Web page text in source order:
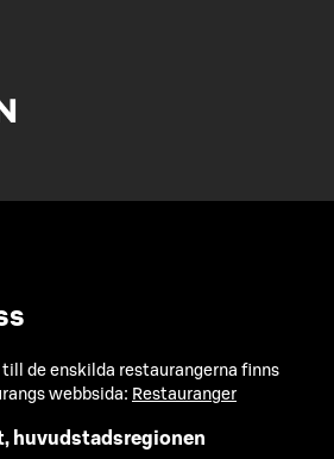
de enskilda restaurangerna finns
webbsida: Restauranger
huvudstadsregionen